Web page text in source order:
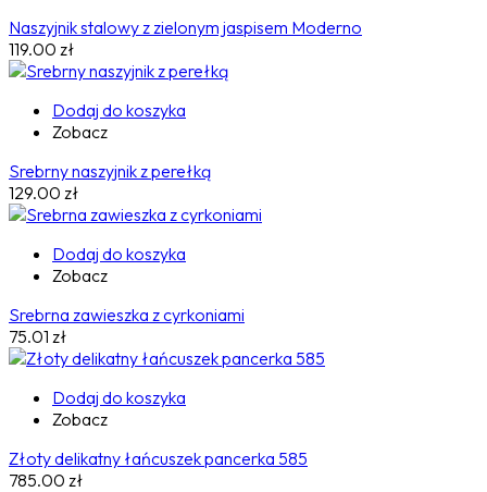
Naszyjnik stalowy z zielonym jaspisem Moderno
119.00 zł
Dodaj do koszyka
Zobacz
Srebrny naszyjnik z perełką
129.00 zł
Dodaj do koszyka
Zobacz
Srebrna zawieszka z cyrkoniami
75.01 zł
Dodaj do koszyka
Zobacz
Złoty delikatny łańcuszek pancerka 585
785.00 zł